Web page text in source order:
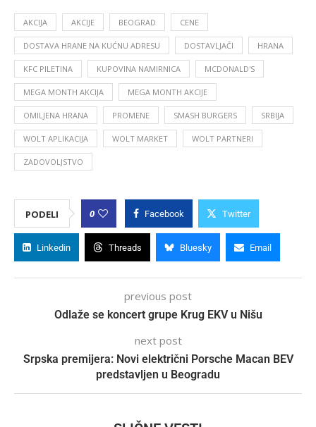
AKCIJA AKCIJE BEOGRAD CENE
DOSTAVA HRANE NA KUĆNU ADRESU DOSTAVLJAČI HRANA
KFC PILETINA KUPOVINA NAMIRNICA MCDONALD'S
MEGA MONTH AKCIJA MEGA MONTH AKCIJE
OMILJENA HRANA PROMENE SMASH BURGERS SRBIJA
WOLT APLIKACIJA WOLT MARKET WOLT PARTNERI
ZADOVOLJSTVO
PODELI 0 Facebook Twitter
Linkedin Threads Bluesky Email
previous post
Odlaže se koncert grupe Krug EKV u Nišu
next post
Srpska premijera: Novi električni Porsche Macan BEV
predstavljen u Beogradu